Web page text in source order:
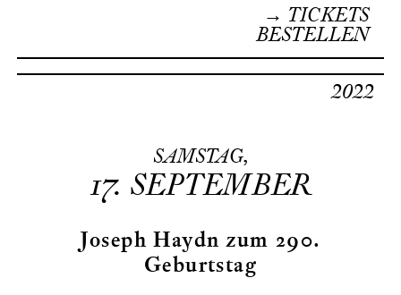
→ TICKETS
BESTELLEN
SAMSTAG,
17. SEPTEMBER
2022
Joseph Haydn zum 290.
Geburtstag